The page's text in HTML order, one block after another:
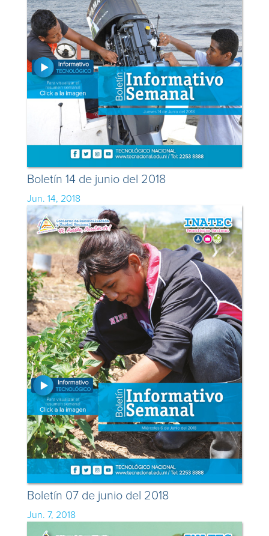
Boletín 14 de junio del 2018
Jun. 14, 2018
Boletín 07 de junio del 2018
Jun. 7, 2018